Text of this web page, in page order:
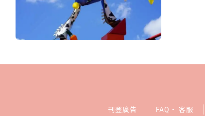
刊登廣告 FAQ · 客服